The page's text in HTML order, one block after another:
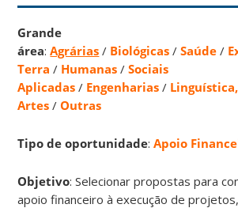
Grande
área:Agrárias / Biológicas /Saúde /
Terra / Humanas /Sociais
Aplicadas / Engenharias /
Artes /Outras
Tipo de oportunidade:Apoio
Objetivo: Selecionar propostas para
apoio financeiro à execução de